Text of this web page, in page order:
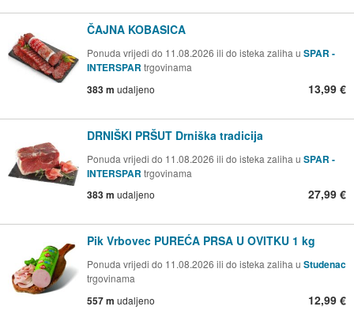
ČAJNA KOBASICA
Ponuda vrijedi do 11.08.2026 ili do isteka zaliha u SPAR -
INTERSPAR trgovinama
383 m udaljeno 13,99 €
DRNIŠKI PRŠUT Drniška tradicija
Ponuda vrijedi do 11.08.2026 ili do isteka zaliha u SPAR -
INTERSPAR trgovinama
383 m udaljeno 27,99 €
Pik Vrbovec PUREĆA PRSA U OVITKU 1 kg
Ponuda vrijedi do 11.08.2026 ili do isteka zaliha u Studenac
trgovinama
557 m udaljeno 12,99 €